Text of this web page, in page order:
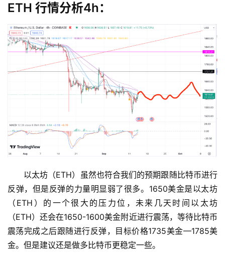
ETH 行情分析4h：
以太坊（ETH）虽然也符合我们的预期跟随比特币进行
反弹，但是反弹的力量明显弱了很多。1650美金是以太坊
（ETH）的一个很大的压力位，未来几天时间以太坊
（ETH）还会在1650-1600美金附近进行震荡，等待比特币
震荡完成之后跟随进行反弹，目标价格1735美金—1785美
金。但是建议还是做多比特币更稳定一些。